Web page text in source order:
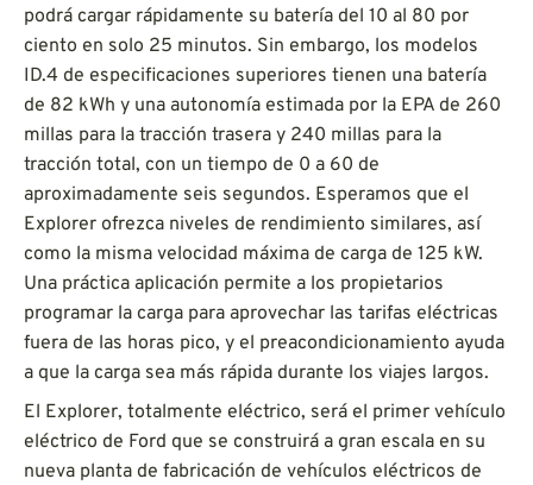
podrá cargar rápidamente su batería del 10 al 80 por
ciento en solo 25 minutos. Sin embargo, los modelos
ID.4 de especificaciones superiores tienen una batería
de 82 kWh y una autonomía estimada por la EPA de 260
millas para la tracción trasera y 240 millas para la
tracción total, con un tiempo de 0 a 60 de
aproximadamente seis segundos. Esperamos que el
Explorer ofrezca niveles de rendimiento similares, así
como la misma velocidad máxima de carga de 125 kW.
Una práctica aplicación permite a los propietarios
programar la carga para aprovechar las tarifas eléctricas
fuera de las horas pico, y el preacondicionamiento ayuda
a que la carga sea más rápida durante los viajes largos.
El Explorer, totalmente eléctrico, será el primer vehículo
eléctrico de Ford que se construirá a gran escala en su
nueva planta de fabricación de vehículos eléctricos de